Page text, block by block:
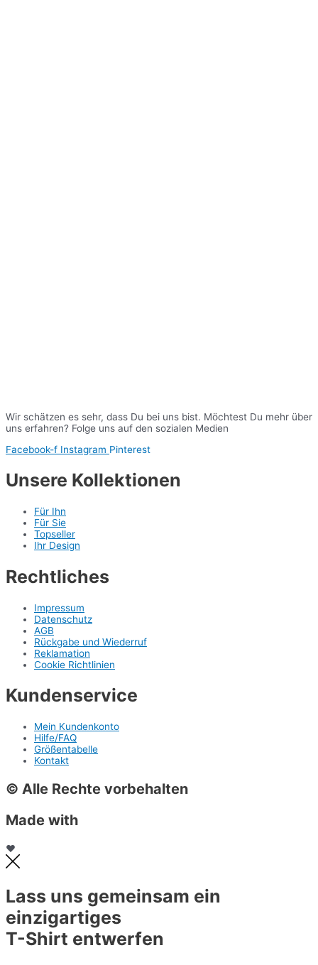
Wir schätzen es sehr, dass Du bei uns bist. Möchtest Du mehr über
uns erfahren? Folge uns auf den sozialen Medien
Facebook-f Instagram Pinterest
Unsere Kollektionen
Für Ihn
Für Sie
Topseller
Ihr Design
Rechtliches
Impressum
Datenschutz
AGB
Rückgabe und Wiederruf
Reklamation
Cookie Richtlinien
Kundenservice
Mein Kundenkonto
Hilfe/FAQ
Größentabelle
Kontakt
© Alle Rechte vorbehalten
Made with
❤
Lass uns gemeinsam ein
einzigartiges
T-Shirt entwerfen